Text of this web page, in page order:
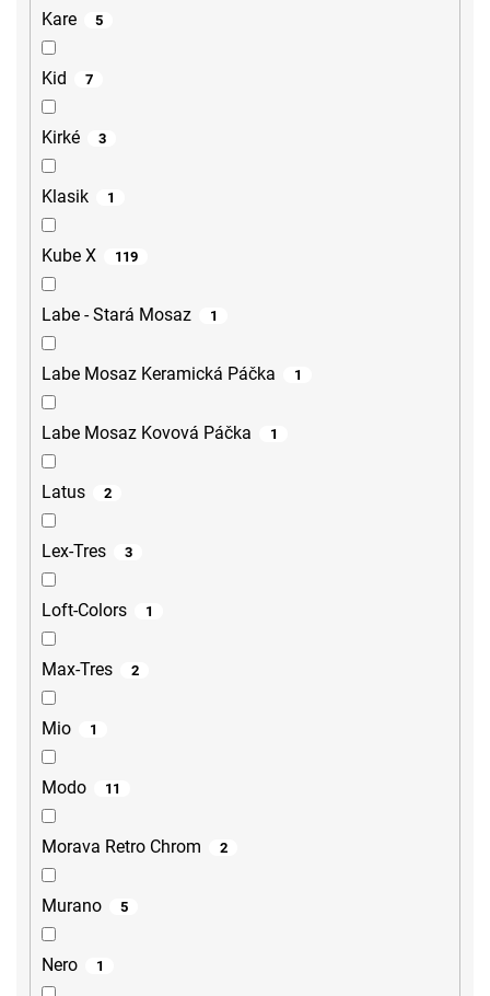
Kare 5
Kid 7
Kirké 3
Klasik 1
Kube X 119
Labe - Stará Mosaz 1
Labe Mosaz Keramická Páčka 1
Labe Mosaz Kovová Páčka 1
Latus 2
Lex-Tres 3
Loft-Colors 1
Max-Tres 2
Mio 1
Modo 11
Morava Retro Chrom 2
Murano 5
Nero 1